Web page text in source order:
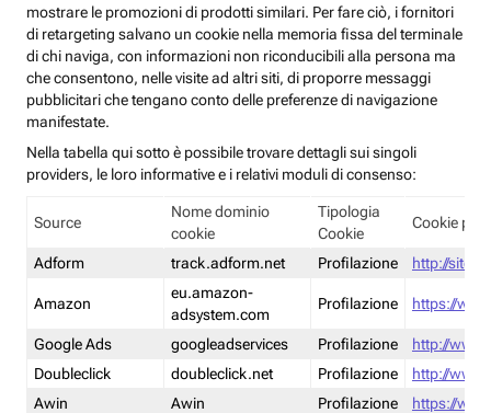
mostrare le promozioni di prodotti similari. Per fare ciò, i fornitori
di retargeting salvano un cookie nella memoria fissa del terminale
di chi naviga, con informazioni non riconducibili alla persona ma
che consentono, nelle visite ad altri siti, di proporre messaggi
pubblicitari che tengano conto delle preferenze di navigazione
manifestate.
Nella tabella qui sotto è possibile trovare dettagli sui singoli
providers, le loro informative e i relativi moduli di consenso:
Source
Nome dominio
cookie
Tipologia
Cookie
Cookie
Adform track.adform.net Profilazione http://
Amazon
eu.amazon-
adsystem.com
Profilazione https://
Google Ads googleadservices Profilazione
http://
Doubleclick
doubleclick.net Profilazione
http://
Awin
Awin Profilazione
https://